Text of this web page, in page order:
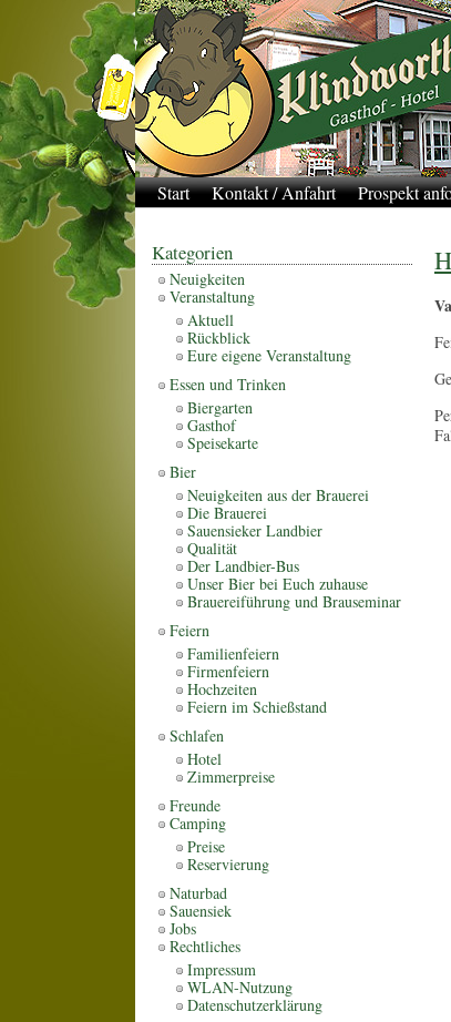
Start Kontakt / Anfahrt Prospekt
Kategorien
Neuigkeiten
Veranstaltung
Aktuell
Rückblick
Eure eigene Veranstaltung
Essen und Trinken
Biergarten
Gasthof
Speisekarte
Bier
Neuigkeiten aus der Brauerei
Die Brauerei
Sauensieker Landbier
Qualität
Der Landbier-Bus
Unser Bier bei Euch zuhause
Brauereiführung und Brauseminar
Feiern
Familienfeiern
Firmenfeiern
Hochzeiten
Feiern im Schießstand
Schlafen
Hotel
Zimmerpreise
Freunde
Camping
Preise
Reservierung
Naturbad
Sauensiek
Jobs
Rechtliches
Impressum
WLAN-Nutzung
Datenschutzerklärung